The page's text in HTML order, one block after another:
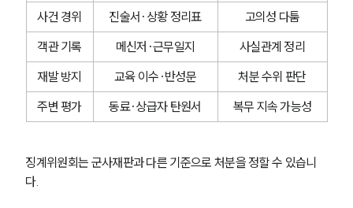
사건 경위
진술서·상황 정리표
고의성 다툼
객관 기록
메신저·근무일지
사실관계 정리
재발 방지
교육 이수·반성문
처분 수위 판단
주변 평가
동료·상급자 탄원서 복무 지속 가능성
징계위원회는 군사재판과 다른 기준으로 처분을 정할 수 있습니
다.